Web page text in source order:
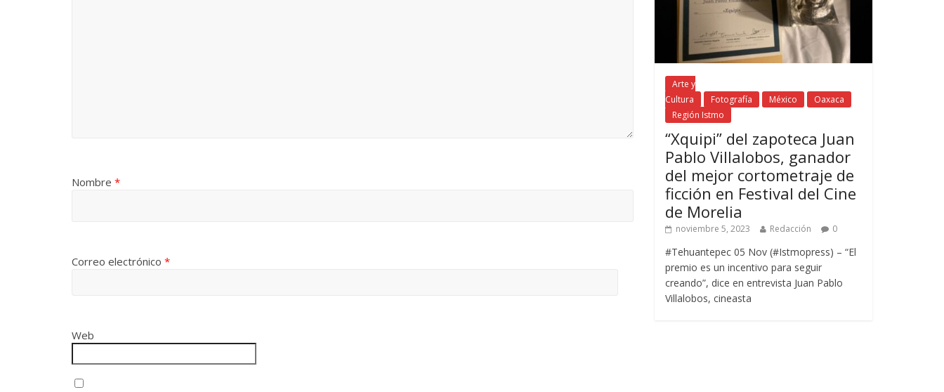
Nombre *
Correo electrónico *
Web
Arte y
Cultura
Fotografía México
Oaxaca
Región Istmo
“Xquipi” del zapoteca Juan
Pablo Villalobos, ganador
del mejor cortometraje de
ficción en Festival del Cine
de Morelia
noviembre 5, 2023 Redacción 0
#Tehuantepec 05 Nov (#Istmopress) – “El
premio es un incentivo para seguir
creando”, dice en entrevista Juan Pablo
Villalobos, cineasta